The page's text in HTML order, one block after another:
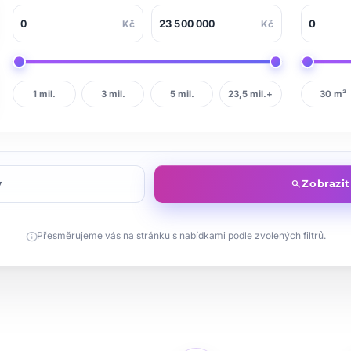
Kč Kč
1 mil. 3 mil. 5 mil. 23,5 mil.+ 30 m²
search
infoPřesměrujeme vás na stránku s nabídkami podle zvolených filtrů.